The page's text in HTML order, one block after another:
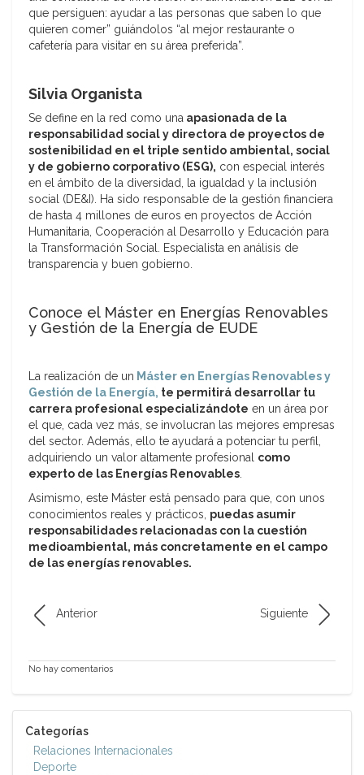
que persiguen: ayudar a las personas que saben lo que
quieren comer” guiándolos “al mejor restaurante o
cafetería para visitar en su área preferida”.
Silvia Organista
Se define en la red como una apasionada de la
responsabilidad social y directora de proyectos de
sostenibilidad en el triple sentido ambiental, social
y de gobierno corporativo (ESG), con especial interés
en el ámbito de la diversidad, la igualdad y la inclusión
social (DE&I). Ha sido responsable de la gestión financiera
de hasta 4 millones de euros en proyectos de Acción
Humanitaria, Cooperación al Desarrollo y Educación para
la Transformación Social. Especialista en análisis de
transparencia y buen gobierno.
Conoce el Máster en Energías Renovables
y Gestión de la Energía de EUDE
La realización de un Máster en Energías Renovables y
Gestión de la Energía, te permitirá desarrollar tu
carrera profesional especializándote en un área por
el que, cada vez más, se involucran las mejores empresas
del sector. Además, ello te ayudará a potenciar tu perfil,
adquiriendo un valor altamente profesional como
experto de las Energías Renovables.
Asimismo, este Máster está pensado para que, con unos
conocimientos reales y prácticos, puedas asumir
responsabilidades relacionadas con la cuestión
medioambiental, más concretamente en el campo
de las energías renovables.
Anterior Siguiente
No hay comentarios
Categorías
Relaciones Internacionales
Deporte